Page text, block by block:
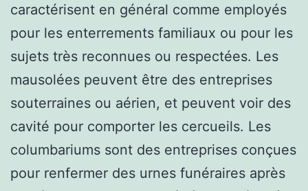
caractérisent en général comme employés
pour les enterrements familiaux ou pour les
sujets très reconnues ou respectées. Les
mausolées peuvent être des entreprises
souterraines ou aérien, et peuvent voir des
cavité pour comporter les cercueils. Les
columbariums sont des entreprises conçues
pour renfermer des urnes funéraires après